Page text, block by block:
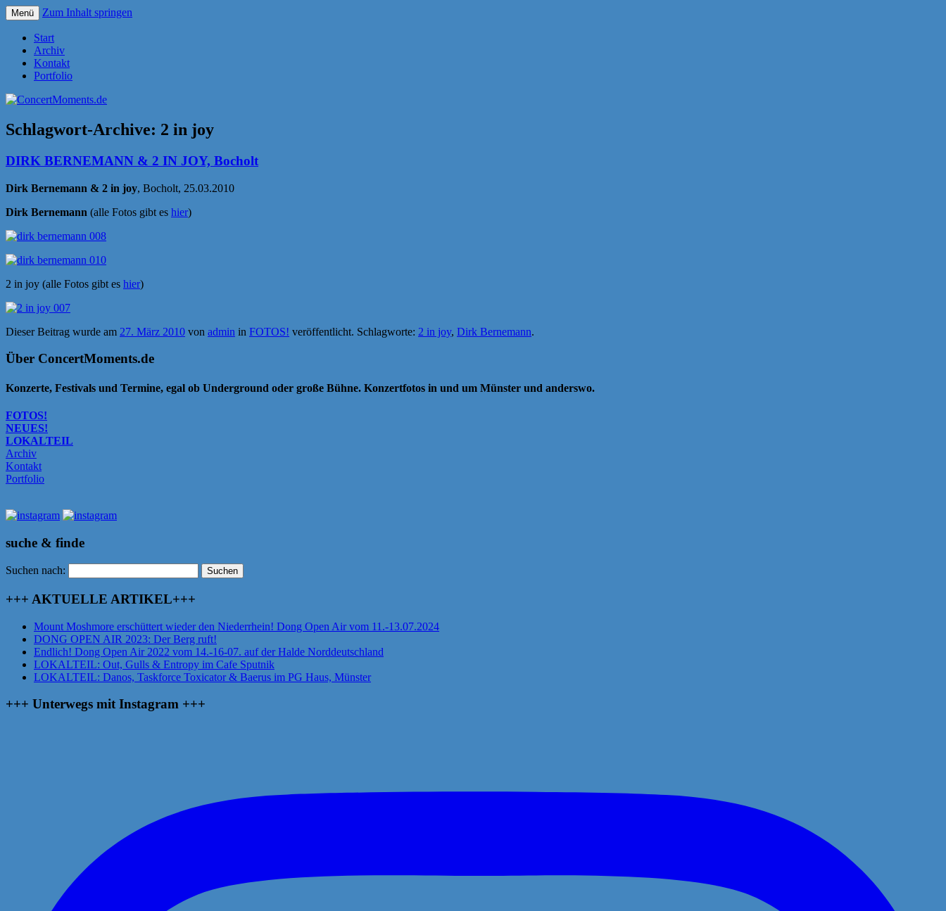
ConcertMoments.de
Menü Zum Inhalt springen
Start
Archiv
Kontakt
Portfolio
Schlagwort-Archive: 2 in joy
DIRK BERNEMANN & 2 IN JOY, Bocholt
Dirk Bernemann & 2 in joy, Bocholt, 25.03.2010
Dirk Bernemann (alle Fotos gibt es hier)
2 in joy (alle Fotos gibt es hier)
Dieser Beitrag wurde am 27. März 2010 von admin in FOTOS! veröffentlicht. Schlagworte: 2 in joy, Dirk Bernemann.
Über ConcertMoments.de
Konzerte, Festivals und Termine, egal ob Underground oder große Bühne. Konzertfotos in und um Münster und anderswo.
FOTOS!
NEUES!
LOKALTEIL
Archiv
Kontakt
Portfolio
suche & finde
Suchen nach:
+++ AKTUELLE ARTIKEL+++
Mount Moshmore erschüttert wieder den Niederrhein! Dong Open Air vom 11.-13.07.2024
DONG OPEN AIR 2023: Der Berg ruft!
Endlich! Dong Open Air 2022 vom 14.-16-07. auf der Halde Norddeutschland
LOKALTEIL: Out, Gulls & Entropy im Cafe Sputnik
LOKALTEIL: Danos, Taskforce Toxicator & Baerus im PG Haus, Münster
+++ Unterwegs mit Instagram +++